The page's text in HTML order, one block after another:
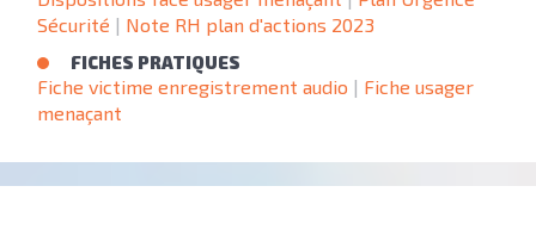
Sécurité | Note RH plan d'actions 2023
FICHES PRATIQUES
Fiche victime enregistrement audio | Fiche usager
menaçant